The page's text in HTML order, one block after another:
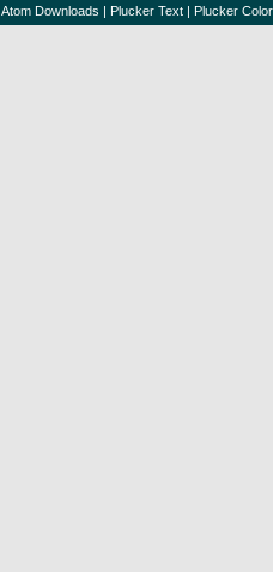
Atom Downloads | Plucker Text | Plucker Color